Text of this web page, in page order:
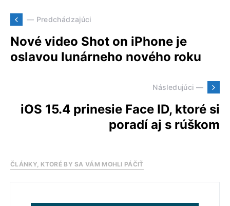
— Predchádzajúci
Nové video Shot on iPhone je
oslavou lunárneho nového roku
Následujúci —
iOS 15.4 prinesie Face ID, ktoré si
poradí aj s rúškom
ČLÁNKY, KTORÉ BY SA VÁM MOHLI PÁČIŤ